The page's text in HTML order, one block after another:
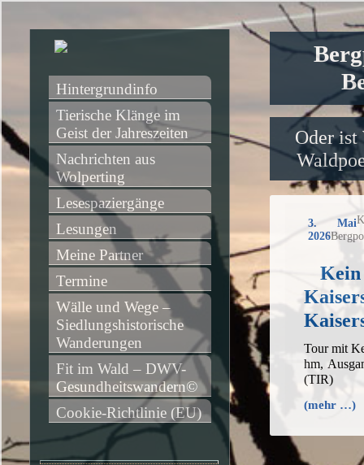
Oder ist
3. Mai
2026
Kein
Tour mit
hm,
(TIR)
(mehr …)
Hintergrundinfo
Tierische Klänge im
Geist der Jahreszeiten
Nachrichten aus
Wolperting
Lesespaziergänge
Lesungen
Meine Partner
Termine
Wälle und Wege –
Siedlungshistorische
Wanderungen
Fit im Wald – DWV-
Gesundheitswandern©
Cookie-Richtlinie (EU)